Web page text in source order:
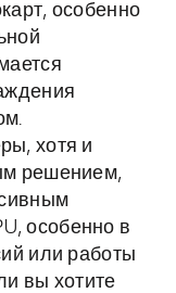
особенно
хотя и
решением,
особенно в
или работы
вы хотите